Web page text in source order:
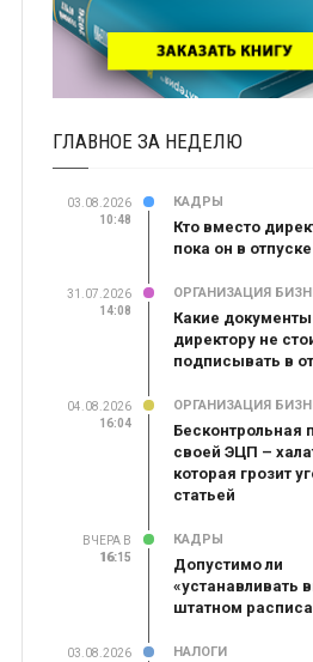
ГЛАВНОЕ ЗА НЕДЕЛЮ
03.08.2026
10:48
КАДРЫ
Кто вместо
пока он в отпуске
31.07.2026
14:08
ОРГАНИЗАЦИЯ
Какие документы
директору не
подписывать в
04.08.2026
16:04
ОРГАНИЗАЦИЯ
Бесконтрольная
своей ЭЦП –
которая грозит
статьей
ВЧЕРА В
16:15
16:15
КАДРЫ
Допустимо ли
«устанавливать
штатном
03.08.2026
НАЛОГИ